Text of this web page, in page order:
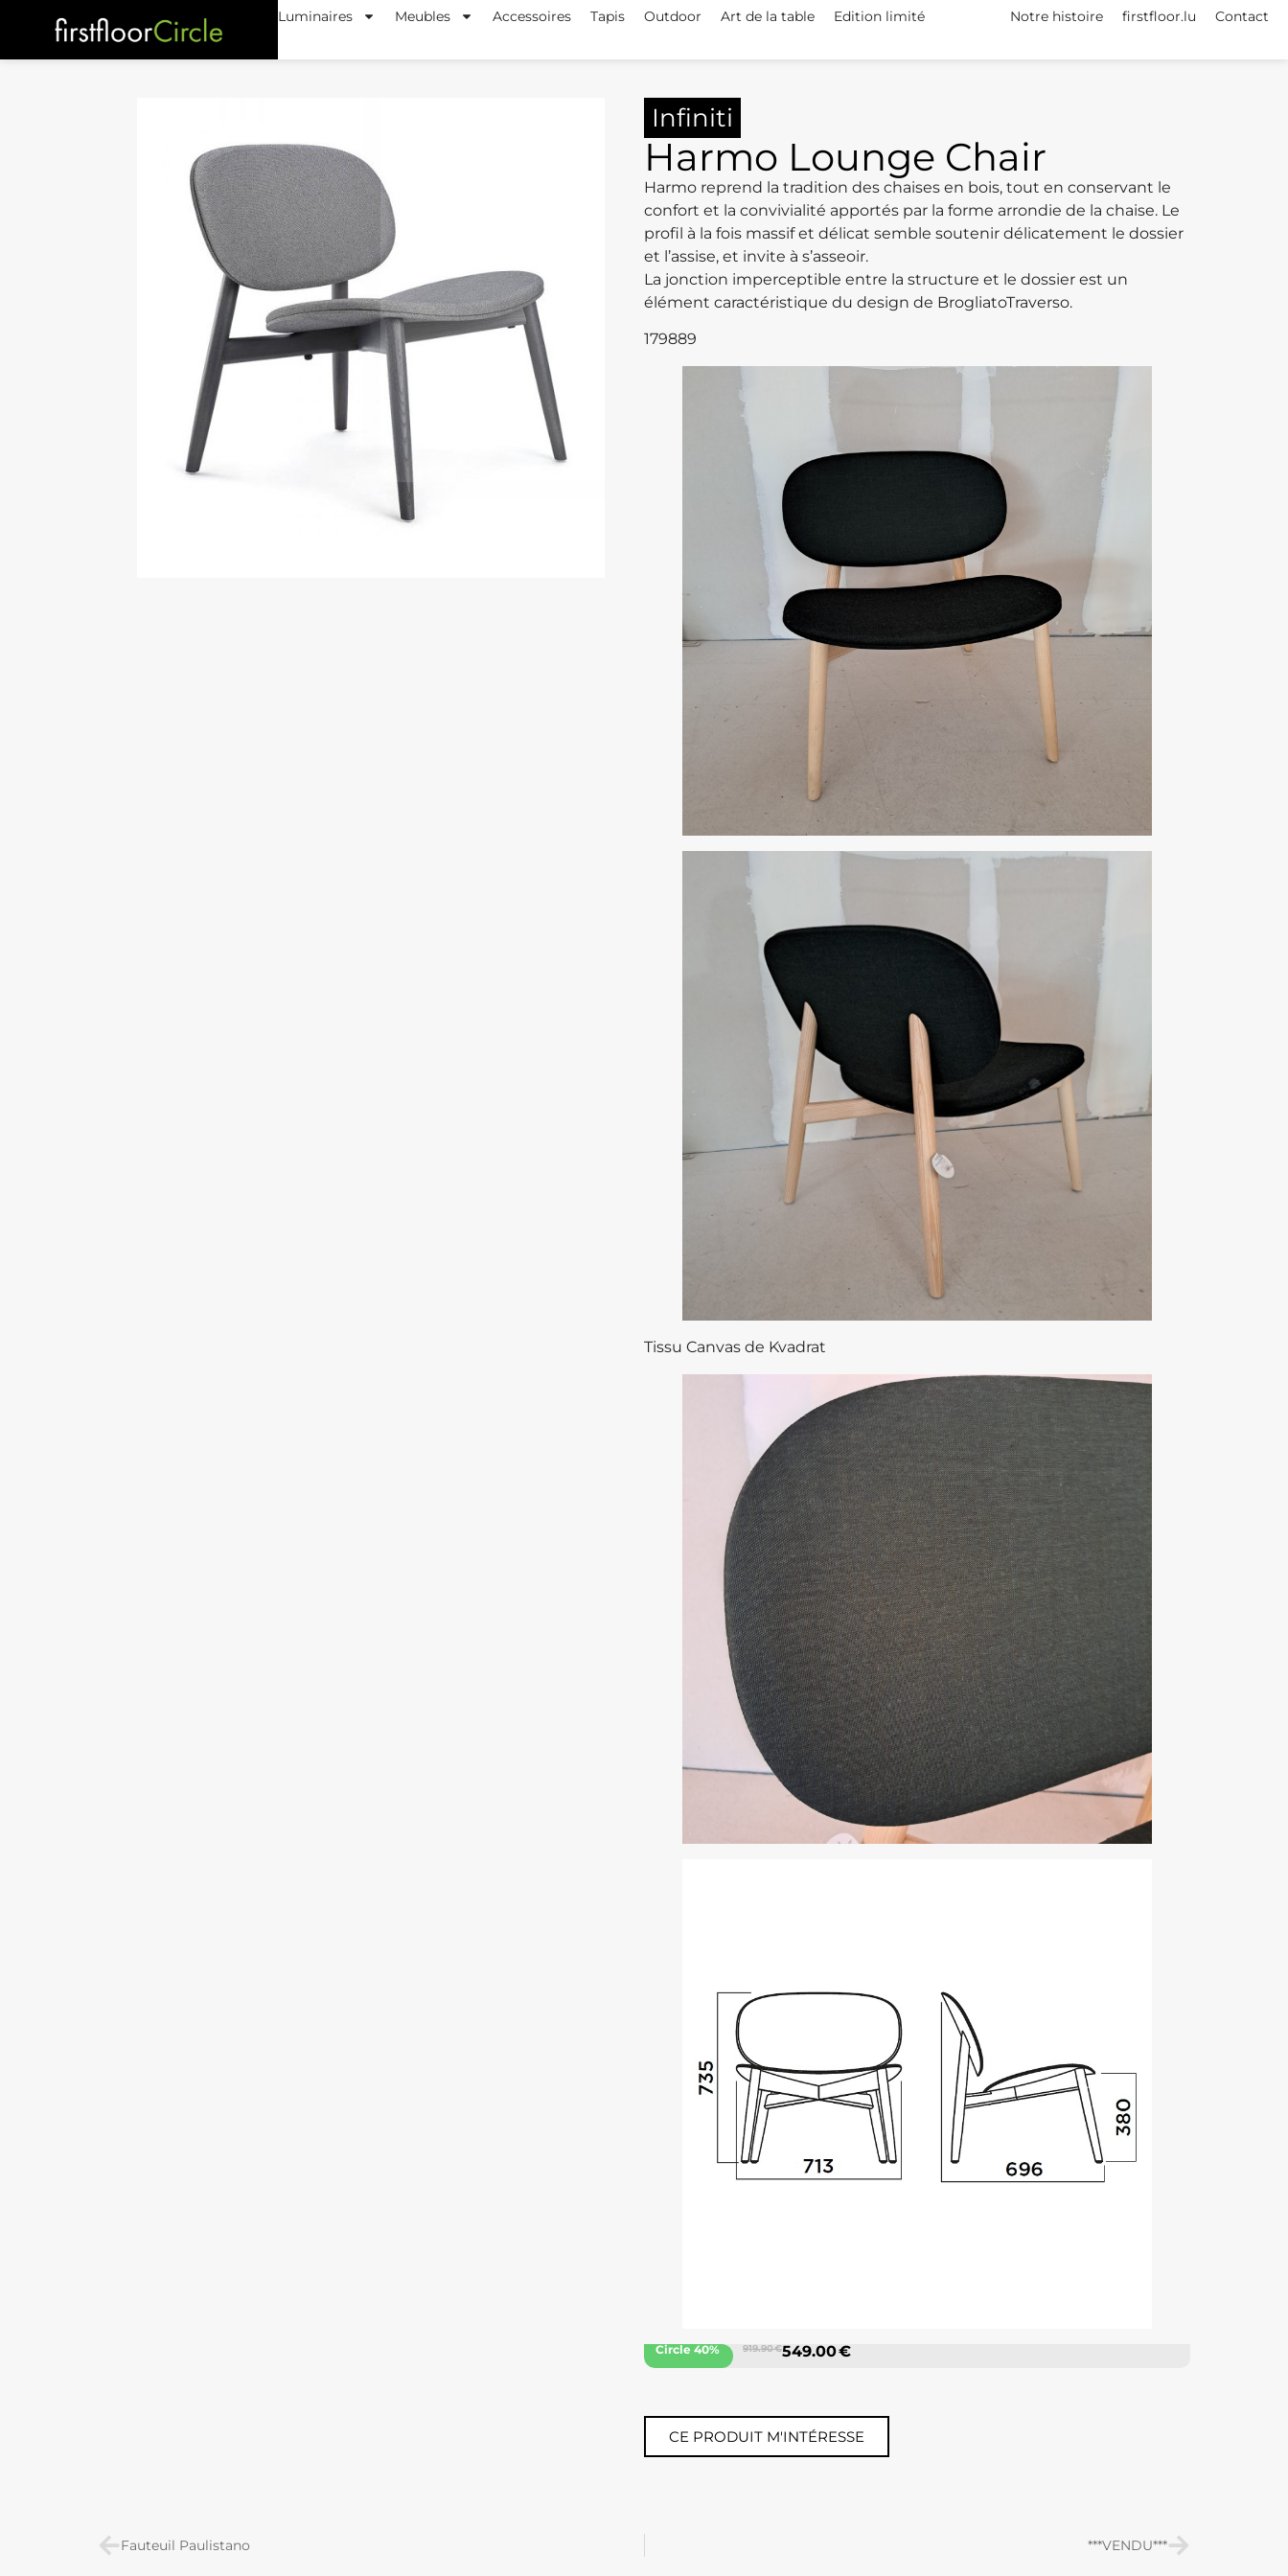
Luminaires Meubles Accessoires Tapis Outdoor Art de la table Edition limité Notre histoire firstfloor.lu Contact
Infiniti
Harmo Lounge Chair
Harmo reprend la tradition des chaises en bois, tout en conservant le
confort et la convivialité apportés par la forme arrondie de la chaise. Le
profil à la fois massif et délicat semble soutenir délicatement le dossier
et l’assise, et invite à s’asseoir.
La jonction imperceptible entre la structure et le dossier est un
élément caractéristique du design de BrogliatoTraverso.
179889
Tissu Canvas de Kvadrat
Circle 40% 919.90 €549.00 €
CE PRODUIT M'INTÉRESSE
Fauteuil Paulistano ***VENDU***